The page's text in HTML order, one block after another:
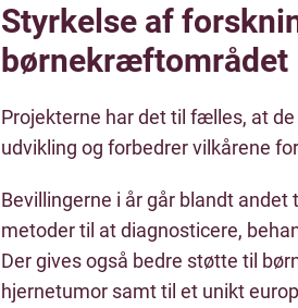
Styrkelse af
børnekræftområdet
Projekterne har det til fælles, at
udvikling og forbedrer vilkårene
Bevillingerne i år går blandt andet
metoder til at diagnosticere,
Der gives også bedre støtte til
hjernetumor samt til et unikt